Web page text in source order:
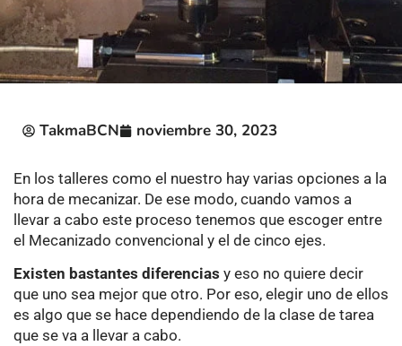
TakmaBCN noviembre 30, 2023
En los talleres como el nuestro hay varias opciones a la
hora de mecanizar. De ese modo, cuando vamos a
llevar a cabo este proceso tenemos que escoger entre
el Mecanizado convencional y el de cinco ejes.
Existen bastantes diferencias y eso no quiere decir
que uno sea mejor que otro. Por eso, elegir uno de ellos
es algo que se hace dependiendo de la clase de tarea
que se va a llevar a cabo.